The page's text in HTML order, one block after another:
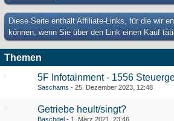
Diese Seite enthält Affiliate-Links, für die wir
können, wenn Sie über den Link einen Kauf
Themen
5F Infotainment - 1556
Saschams 25. Dezember 2023, 12:48
Getriebe heult/singt?
Baschdel 1. März 2021, 23:46